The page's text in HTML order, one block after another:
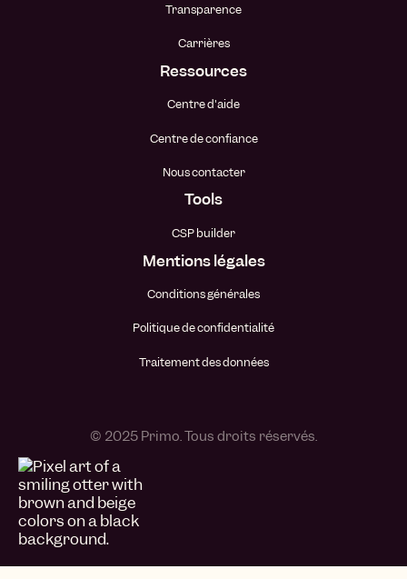
Transparence
Carrières
Ressources
Centre d'aide
Centre de confiance
Nous contacter
Tools
CSP builder
Mentions légales
Conditions générales
Politique de confidentialité
Traitement des données
© 2025 Primo. Tous droits réservés.